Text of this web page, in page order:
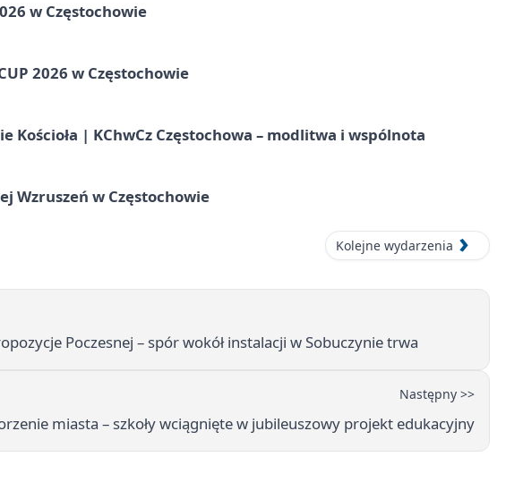
w Częstochowie
CUP 2026 w Częstochowie
Kościoła | KChwCz Częstochowa – modlitwa i wspólnota
Wzruszeń w Częstochowie
Kolejne wydarzenia
Poczesnej – spór wokół instalacji w Sobuczynie trwa
Następny >>
miasta – szkoły wciągnięte w jubileuszowy projekt edukacyjny